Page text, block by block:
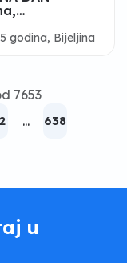
godina, Bijeljina
7653
... 638
u